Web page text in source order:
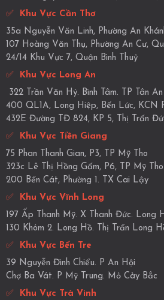
✅ Khu Vực Cần Thơ
35a Nguyễn Văn Linh, Phường An
107 Hoàng Văn Thụ, Phường An Cư,
24/14 Khu Vực 7, Quận Bình Thuỷ
✅ Khu Vực Long An
322 Trần Văn Hý. Bình Tâm. TP Tân An
400 QL1A, Long Hiệp, Bến Lức, KCN
432E Đường TĐ 824, KP 5, Thị Trấn
✅ Khu Vực Tiền Giang
75 Phan Thanh Gian, P3, TP Mỹ Tho
323c Lê Thị Hồng Gấm, P6, TP Mỹ Tho
200 Bến Cát, Phường 1. TX Cai Lậy
✅ Khu Vực Vĩnh Long
197 Ấp Thanh Mỹ. X Thanh Đức. Long
130 Khóm 2. Long Hồ. Thị Trấn Long
✅ Khu Vực Bến Tre
39 Nguyễn Đình Chiểu. P An Hội
Chợ Ba Vát. P Mỹ Trung. Mỏ Cày Bắc
✅ Khu Vực Trà Vinh